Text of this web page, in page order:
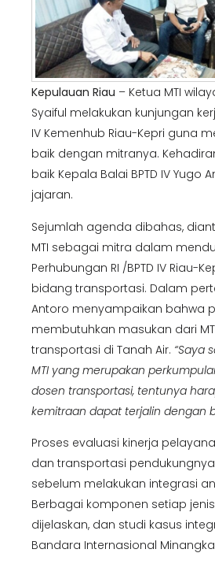
Kepulauan Riau – Ketua MTI
Syaiful melakukan kunjungan
IV Kemenhub Riau-Kepri guna
baik dengan mitranya.
baik Kepala Balai BPTD IV Yugo
jajaran.
Sejumlah agenda dibahas,
MTI sebagai mitra dalam
Perhubungan RI /BPTD IV Riau-
bidang transportasi. Dalam
Antoro menyampaikan bahwa
membutuhkan masukan dari
transportasi di Tanah Air. “Saya
MTI yang merupakan
dosen transportasi, tentunya
kemitraan dapat terjalin dengan
Proses evaluasi kinerja
dan transportasi
sebelum melakukan integrasi
Berbagai komponen setiap
dijelaskan, dan studi kasus
Bandara Internasional